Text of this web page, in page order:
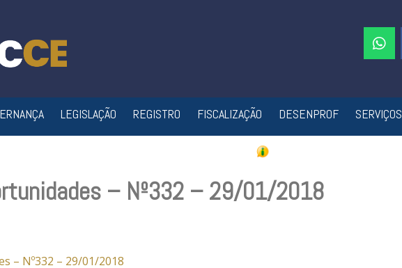
LEGISLAÇÃO REGISTRO FISCALIZAÇÃO DESENPROF SERVIÇOS
– Nº332 – 29/01/2018
– Nº332 – 29/01/2018